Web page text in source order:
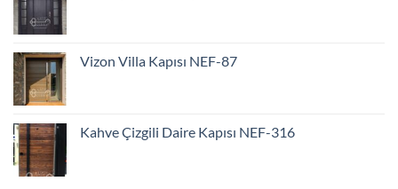
Vizon Villa Kapısı NEF-87
Kahve Çizgili Daire Kapısı NEF-316